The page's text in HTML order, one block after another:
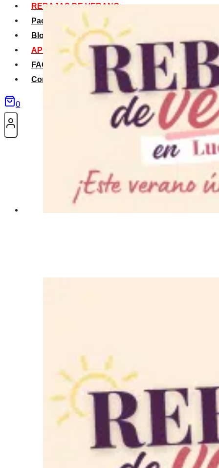
REBAJAS DE VERANO
Packs Verano
Blog
APP La Tribu
FAQS
Contacto
0